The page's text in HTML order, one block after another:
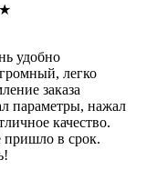
★
удобно
легко
заказа
параметры, нажал
качество.
пришло в срок.